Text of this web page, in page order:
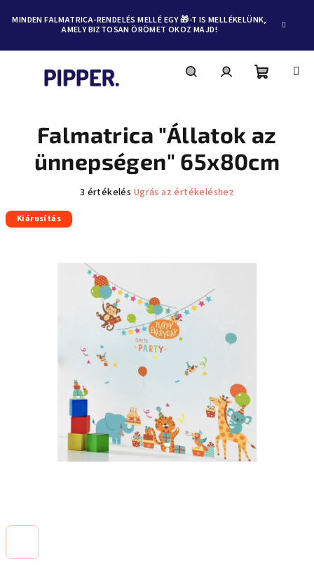
tartalomhoz
MINDEN FALMATRICA-RENDELÉS MELLÉ EGY 🎁-T IS MELLÉKELÜNK,
AMELY BIZTOSAN ÖRÖMET OKOZ MAJD!
Falmatrica "Állatok az
ünnepségen" 65x80cm
A
ből
5,0
csillag.
3 értékelés Ugrás az értékeléshez
Kiárusítás